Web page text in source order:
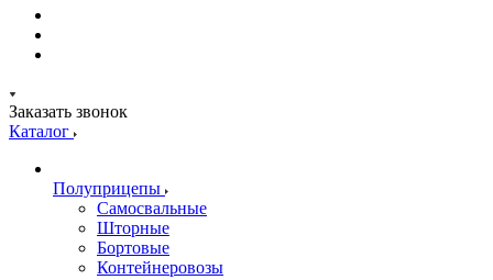
Заказать звонок
Каталог
Полуприцепы
Самосвальные
Шторные
Бортовые
Контейнеровозы